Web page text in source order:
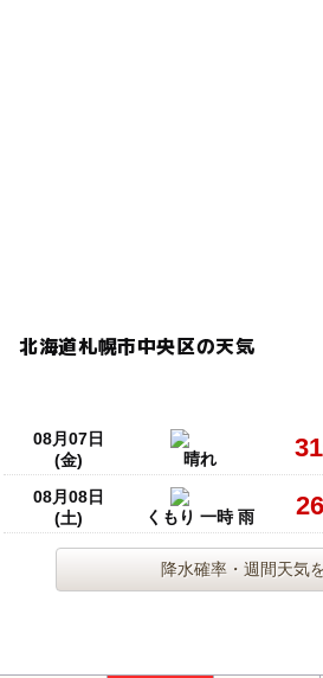
北海道札幌市中央区の天気
08月07日
(金)
晴れ 31
08月08日
(土)
くもり 一時 雨
降水確率・週間天気